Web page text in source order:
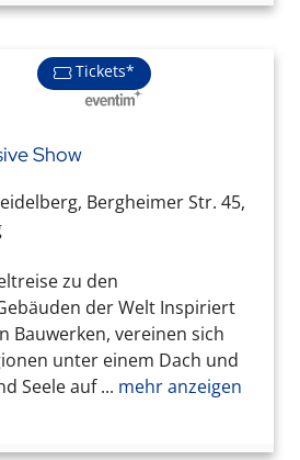
Tickets*
Show
Bergheimer Str. 45,
zu den
der Welt Inspiriert
Bauwerken, vereinen sich
unter einem Dach und
Seele auf ... mehr anzeigen